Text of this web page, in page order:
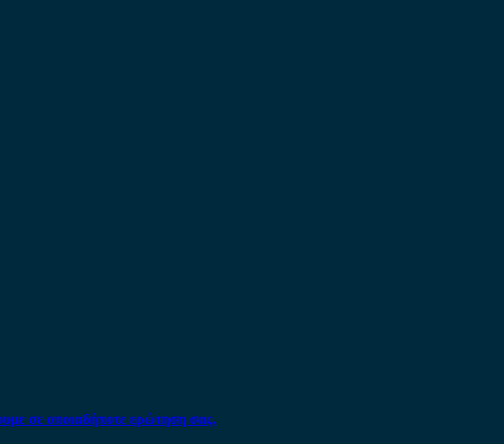
σε οποιαδήποτε ερώτηση σας.